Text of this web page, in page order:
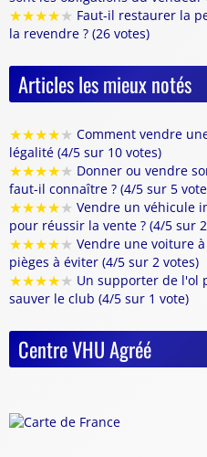
★★★★★ Faut-il restaurer la
la revendre ? (26 votes)
Articles les mieux notés
★★★★★ Comment vendre
légalité (4/5 sur 10 votes)
★★★★★ Donner ou vendre
faut-il connaître ? (4/5 sur 5
★★★★★ Vendre un véhicule
pour réussir la vente ? (4/5 sur
★★★★★ Vendre une voiture
pièges à éviter (4/5 sur 2 votes)
★★★★★ Un supporter de l'ol
sauver le club (4/5 sur 1 vote)
Centre VHU Agréé